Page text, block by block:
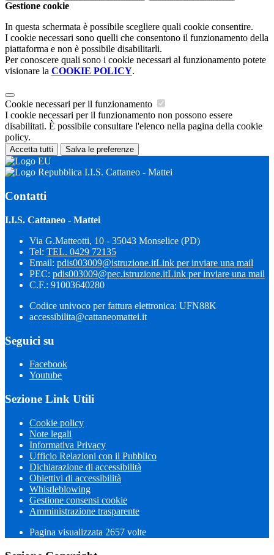
Gestione cookie
In questa schermata è possibile scegliere quali cookie consentire.
I cookie necessari sono quelli che consentono il funzionamento della
piattaforma e non è possibile disabilitarli.
Per conoscere quali sono i cookie necessari al funzionamento potete
visionare la COOKIE POLICY.
Cookie necessari per il funzionamento
I cookie necessari per il funzionamento non possono essere
disabilitati. È possibile consultare l'elenco nella pagina della cookie
policy.
Accetta tutti Salva le preferenze
I.I.S. Cattaneo - Mattei
Contatti
I.I.S. Cattaneo - Mattei
Via G.Matteotti, 10 - 35043 Monselice (PD)
Tel: TEL. 0429 72135
Email: pdis003009@istruzione.itLink per inviare una mail
PEC: pdis003009@pec.istruzione.itLink per inviare una mail
C.F.: 91003640280
Codice univoco per fattura elettronica: UFN88K
accessibilita@cattaneomattei.it
Seguici su
Facebook
Youtube
Sezione Link Utili
Cookie policy
Note legali
Informativa Privacy
Ufficio Relazioni con il Pubblico
Dichiarazione di accessibilità
Obiettivi di accessibilità
Whistleblowing
Gestione consensi cookie
Amministrazione trasparente
Pagina visualizzata 2657 volte